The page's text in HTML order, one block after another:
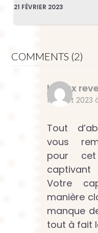
21 FÉVRIER 2023
COMMENTS (2)
beaux
17 juillet 2023
Tout
vous
pour
Votre
manière
manque
tout à fait